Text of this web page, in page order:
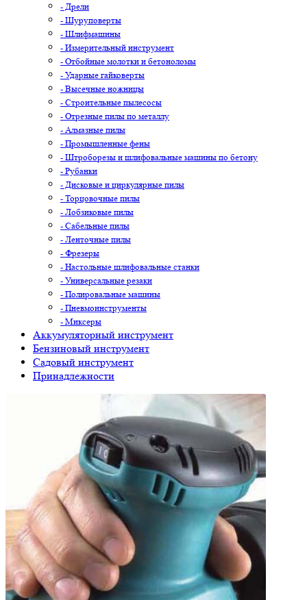
- Дрели
- Шуруповерты
- Шлифмашины
- Измерительный инструмент
- Отбойные молотки и бетоноломы
- Ударные гайковерты
- Высечные ножницы
- Строительные пылесосы
- Отрезные пилы по металлу
- Алмазные пилы
- Промышленные фены
- Штроборезы и шлифовальные машины по бетону
- Рубанки
- Дисковые и циркулярные пилы
- Торцовочные пилы
- Лобзиковые пилы
- Сабельные пилы
- Ленточные пилы
- Фрезеры
- Настольные шлифовальные станки
- Универсальные резаки
- Полировальные машины
- Пневмоинструменты
- Миксеры
Аккумуляторный инструмент
Бензиновый инструмент
Садовый инструмент
Принадлежности